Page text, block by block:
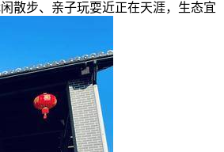
散步、亲子玩耍近正在天涯，生态宜